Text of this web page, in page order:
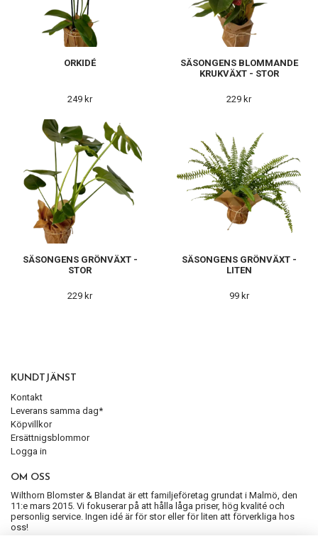
ORKIDÉ
249 kr
SÄSONGENS BLOMMANDE
KRUKVÄXT - STOR
229 kr
SÄSONGENS GRÖNVÄXT -
STOR
229 kr
SÄSONGENS GRÖNVÄXT -
LITEN
99 kr
KUNDTJÄNST
Kontakt
Leverans samma dag*
Köpvillkor
Ersättnigsblommor
Logga in
OM OSS
Wilthorn Blomster & Blandat är ett familjeföretag grundat i Malmö, den
11:e mars 2015. Vi fokuserar på att hålla låga priser, hög kvalité och
personlig service. Ingen idé är för stor eller för liten att förverkliga hos
oss!